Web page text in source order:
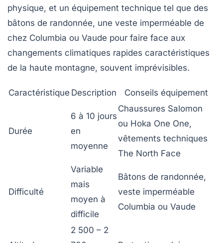
physique, et un équipement technique tel que des
bâtons de randonnée, une veste imperméable de
chez Columbia ou Vaude pour faire face aux
changements climatiques rapides caractéristiques
de la haute montagne, souvent imprévisibles.
Caractéristique Description Conseils équipement
Durée
6 à 10 jours
en
moyenne
Chaussures Salomon
ou Hoka One One,
vêtements techniques
The North Face
Difficulté
Variable
mais
moyen à
difficile
Bâtons de randonnée,
veste imperméable
Columbia ou Vaude
2 500 – 2